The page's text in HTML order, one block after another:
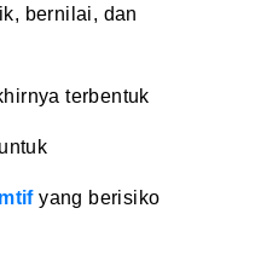
bernilai, dan
terbentuk
yang berisiko